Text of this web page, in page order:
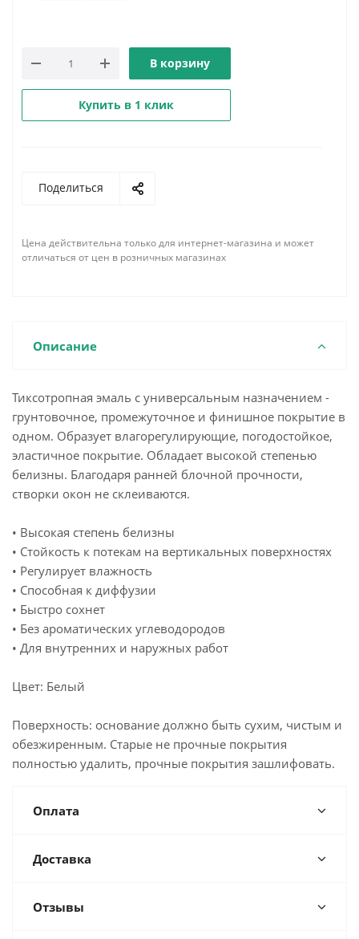
В корзину
Купить в 1 клик
Поделиться
Цена действительна только для интернет-магазина и может
отличаться от цен в розничных магазинах
Описание
Тиксотропная эмаль с универсальным назначением -
грунтовочное, промежуточное и финишное покрытие в
одном. Образует влагорегулирующие, погодостойкое,
эластичное покрытие. Обладает высокой степенью
белизны. Благодаря ранней блочной прочности,
створки окон не склеиваются.
• Высокая степень белизны
• Стойкость к потекам на вертикальных поверхностях
• Регулирует влажность
• Способная к диффузии
• Быстро сохнет
• Без ароматических углеводородов
• Для внутренних и наружных работ
Цвет: Белый
Поверхность: основание должно быть сухим, чистым и
обезжиренным. Старые не прочные покрытия
полностью удалить, прочные покрытия зашлифовать.
Оплата
Доставка
Отзывы